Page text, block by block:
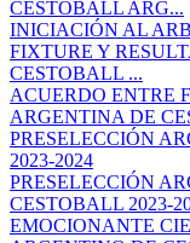
CESTOBALL ARG...
INICIACIÓN AL
FIXTURE Y
CESTOBALL ...
ACUERDO ENTRE
ARGENTINA DE
PRESELECCIÓN
2023-2024
PRESELECCIÓN
CESTOBALL 2023-
EMOCIONANTE